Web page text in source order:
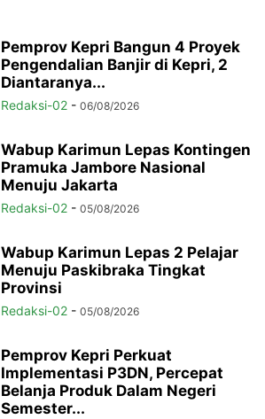
Pemprov Kepri Bangun 4 Proyek
Pengendalian Banjir di Kepri, 2
Diantaranya...
Redaksi-02 - 06/08/2026
Wabup Karimun Lepas Kontingen
Pramuka Jambore Nasional
Menuju Jakarta
Redaksi-02 - 05/08/2026
Wabup Karimun Lepas 2 Pelajar
Menuju Paskibraka Tingkat
Provinsi
Redaksi-02 - 05/08/2026
Pemprov Kepri Perkuat
Implementasi P3DN, Percepat
Belanja Produk Dalam Negeri
Semester...